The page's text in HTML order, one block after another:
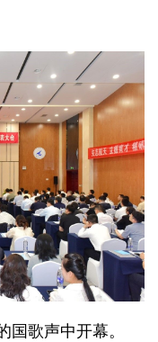
国歌声中开幕。